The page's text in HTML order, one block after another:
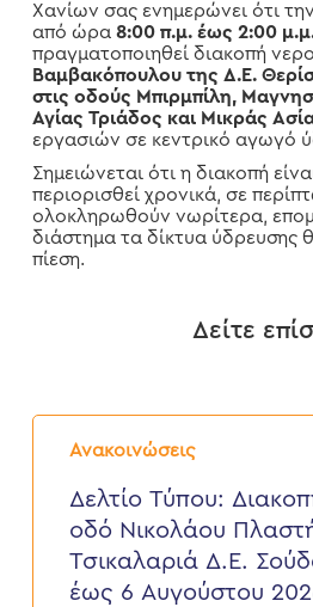
Χανίων σας ενημερώνει ότι την
από ώρα 8:00 π.μ. έως 2:00
πραγματοποιηθεί διακοπή
Βαμβακόπουλου της Δ.Ε.
στις οδούς Μπιρμπίλη,
Αγίας Τριάδος και Μικράς
εργασιών σε κεντρικό αγωγό
Σημειώνεται ότι η διακοπή
περιορισθεί χρονικά, σε
ολοκληρωθούν νωρίτερα,
διάστημα τα δίκτυα ύδρευσης
πίεση.
Δείτε
Ανακοινώσεις
Δελτίο
Τύπου:
νερού
στην
Νικολάου
Πλαστήρα,
περιοχή
Δελτίο Τύπου:
οδό Νικολάου
Τσικαλαριά Δ.Ε.
έως 6 Αυγούστου